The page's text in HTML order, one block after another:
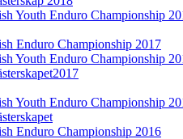
Youth Enduro Championship
Enduro Championship 2017
Youth Enduro Championship
Youth Enduro Championship
Enduro Championship 2016